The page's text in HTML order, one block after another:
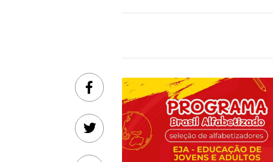
Facebook
Twitter